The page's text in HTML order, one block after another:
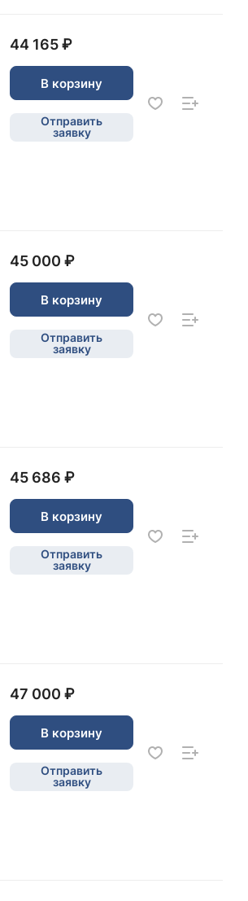
44 165 ₽
В корзину
Отправить
заявку
45 000 ₽
В корзину
Отправить
заявку
45 686 ₽
В корзину
Отправить
заявку
47 000 ₽
В корзину
Отправить
заявку